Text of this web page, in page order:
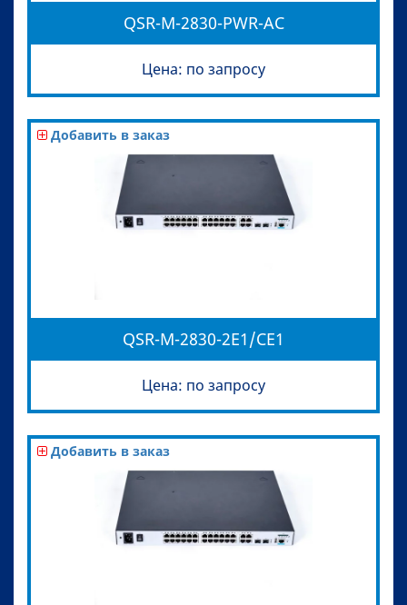
QSR-M-2830-PWR-AC
Цена: по запросу
Добавить в заказ
QSR-M-2830-2E1/CE1
Цена: по запросу
Добавить в заказ